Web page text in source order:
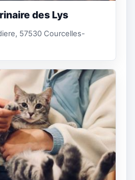
des Lys
57530 Courcelles-